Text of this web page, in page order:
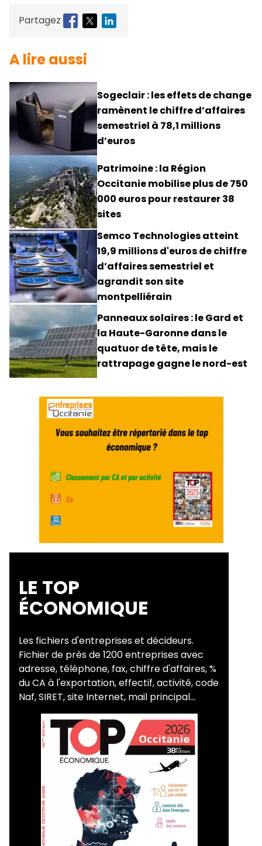
Partagez
A lire aussi
Sogeclair : les effets de change
ramènent le chiffre d’affaires
semestriel à 78,1 millions
d’euros
Patrimoine : la Région
Occitanie mobilise plus de 750
000 euros pour restaurer 38
sites
Semco Technologies atteint
19,9 millions d'euros de chiffre
d’affaires semestriel et
agrandit son site
montpelliérain
Panneaux solaires : le Gard et
la Haute-Garonne dans le
quatuor de tête, mais le
rattrapage gagne le nord-est
LE TOP
ÉCONOMIQUE
Les fichiers d'entreprises et décideurs.
Fichier de près de 1200 entreprises avec
adresse, téléphone, fax, chiffre d'affaires, %
du CA à l'exportation, effectif, activité, code
Naf, SIRET, site Internet, mail principal...